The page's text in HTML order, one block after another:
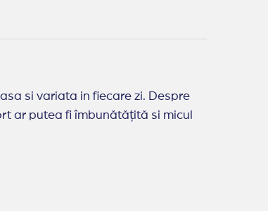
si variata in fiecare zi. Despre